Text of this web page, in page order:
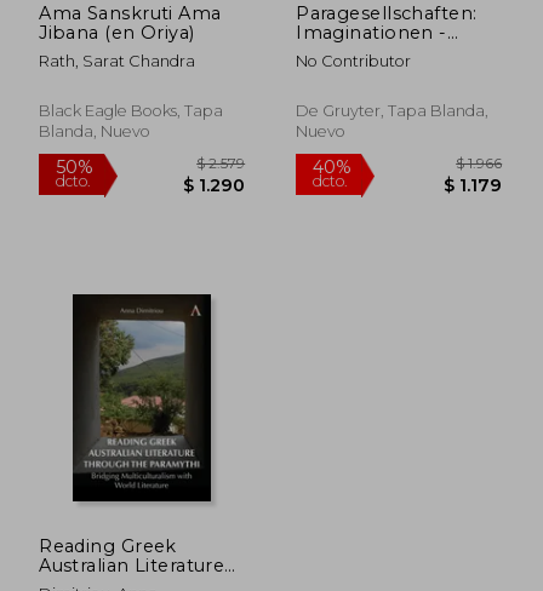
40%
Ama Sanskruti Ama
Jibana (en Oriya)
Rath, Sarat Chandra
Black Eagle Books, Tapa
Blanda, Nuevo
Paragesellschaften:
Imaginationen -
Inszenierungen -
Interaktionen in den
(en Alemán)
No Contributor
De Gruyter, Tapa Blanda,
Nuevo
Reading Greek
Australian Literature
Through the